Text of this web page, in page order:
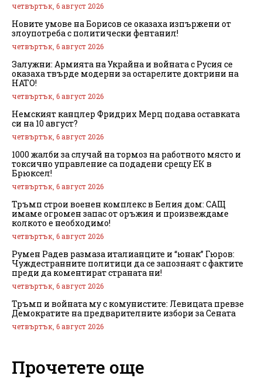
четвъртък, 6 август 2026
Новите умове на Борисов се оказаха изпържени от
злоупотреба с политически фентанил!
четвъртък, 6 август 2026
Залужни: Армията на Украйна и войната с Русия се
оказаха твърде модерни за остарелите доктрини на
НАТО!
четвъртък, 6 август 2026
Немският канцлер Фридрих Мерц подава оставката
си на 10 август?
четвъртък, 6 август 2026
1000 жалби за случай на тормоз на работното място и
токсично управление са подадени срещу ЕК в
Брюксел!
четвъртък, 6 август 2026
Тръмп строи военен комплекс в Белия дом: САЩ
имаме огромен запас от оръжия и произвеждаме
колкото е необходимо!
четвъртък, 6 август 2026
Румен Радев размаза италианците и “юнак” Гюров:
Чуждестранните политици да се запознаят с фактите
преди да коментират страната ни!
четвъртък, 6 август 2026
Тръмп и войната му с комунистите: Левицата превзе
Демократите на предварителните избори за Сената
четвъртък, 6 август 2026
Прочетете още